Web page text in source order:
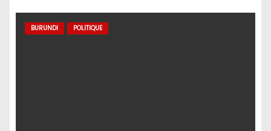
BURUNDI POLITIQUE